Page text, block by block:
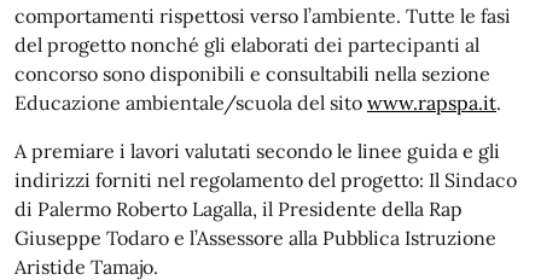
comportamenti rispettosi verso l’ambiente. Tutte le fasi
del progetto nonché gli elaborati dei partecipanti al
concorso sono disponibili e consultabili nella sezione
Educazione ambientale/scuola del sito www.rapspa.it.
A premiare i lavori valutati secondo le linee guida e gli
indirizzi forniti nel regolamento del progetto: Il Sindaco
di Palermo Roberto Lagalla, il Presidente della Rap
Giuseppe Todaro e l’Assessore alla Pubblica Istruzione
Aristide Tamajo.